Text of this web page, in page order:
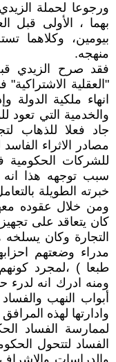
ورجوعا لحملة
بهما ، الأولى قبل
بيومين، وكلاهما
منهجه.
فقد صرح الزيدي
"العقلية
انهاء ملكية الدولة
والخدمية التي تعود
جاد فعلا للذهاب
مصادر الاثراء الفاسد
للشركات الحكومية
سبب توجهه هذا
خبرته الطويلة
ومن خلال عقوده
كان يتعاقد على
التجارة وكان يسلخه
مدراء وضعتهم
طبعا ) ،لمجرد
ومنه ادرك انه لدرء
أبواب النهب
وادارتها لهذه
لممارسة الفساد
الفساد لتتحول